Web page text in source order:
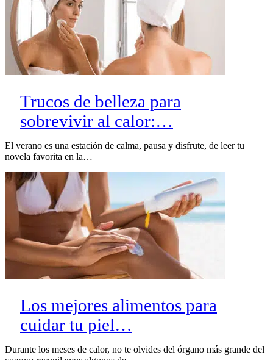
Trucos de belleza para
sobrevivir al calor:…
El verano es una estación de calma, pausa y disfrute, de leer tu
novela favorita en la…
Los mejores alimentos para
cuidar tu piel…
Durante los meses de calor, no te olvides del órgano más grande del